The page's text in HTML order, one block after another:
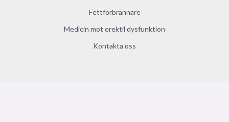
Fettförbrännare
Medicin mot erektil dysfunktion
Kontakta oss